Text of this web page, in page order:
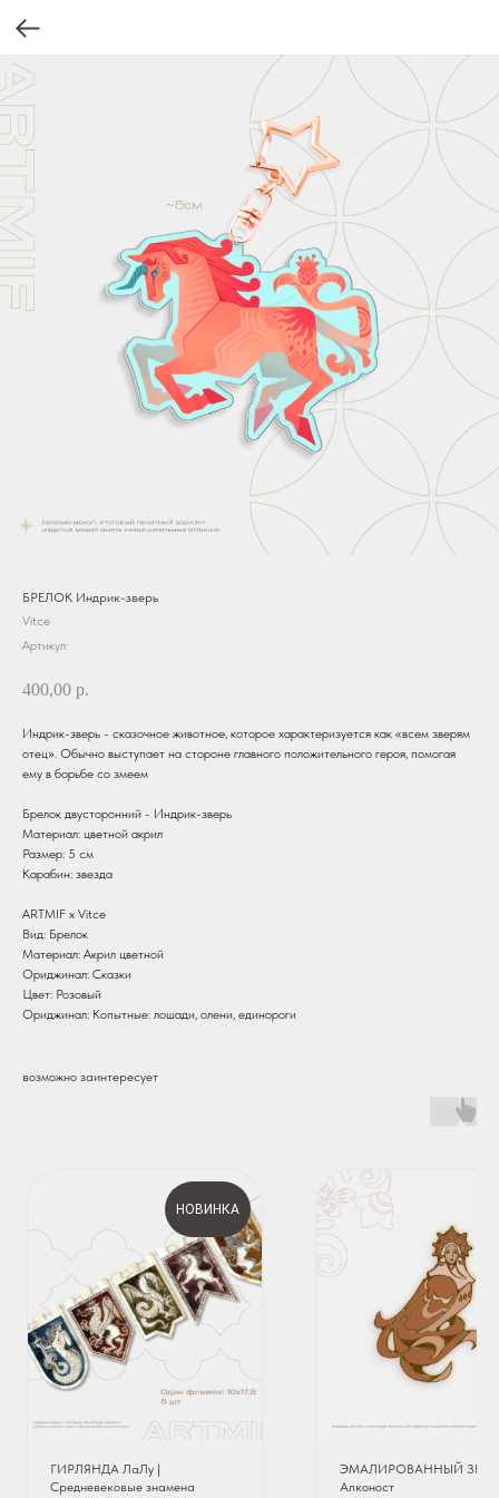
БРЕЛОК Индрик-зверь
Vitce
Артикул:
400,00 р.
Индрик-зверь - сказочное животное, которое характеризуется как «всем зверям
отец». Обычно выступает на стороне главного положительного героя, помогая
ему в борьбе со змеем
Брелок двусторонний - Индрик-зверь
Материал: цветной акрил
Размер: 5 см
Карабин: звезда
ARTMIF х Vitce
Вид: Брелок
Материал: Акрил цветной
Ориджинал: Сказки
Цвет: Розовый
Ориджинал: Копытные: лошади, олени, единороги
возможно заинтересует
НОВИНКА
ГИРЛЯНДА ЛаЛу |
Средневековые знамена
ЭМАЛИРОВАННЫЙ
Алконост